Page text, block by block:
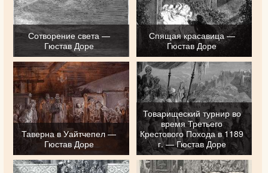
Сотворение света —
Гюстав Доре
Спящая красавица —
Гюстав Доре
Таверна в Уайтчепел —
Гюстав Доре
Товарищеский турнир во
время Третьего
Крестового Похода в 1189
г. — Гюстав Доре